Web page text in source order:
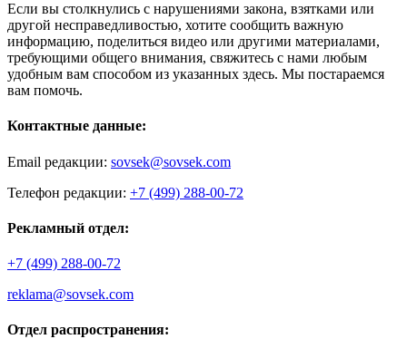
Если вы столкнулись с нарушениями закона, взятками или
другой несправедливостью, хотите сообщить важную
информацию, поделиться видео или другими материалами,
требующими общего внимания, свяжитесь с нами любым
удобным вам способом из указанных здесь. Мы постараемся
вам помочь.
Контактные данные:
Email редакции: sovsek@sovsek.com
Телефон редакции: +7 (499) 288-00-72
Рекламный отдел:
+7 (499) 288-00-72
reklama@sovsek.com
Отдел распространения: